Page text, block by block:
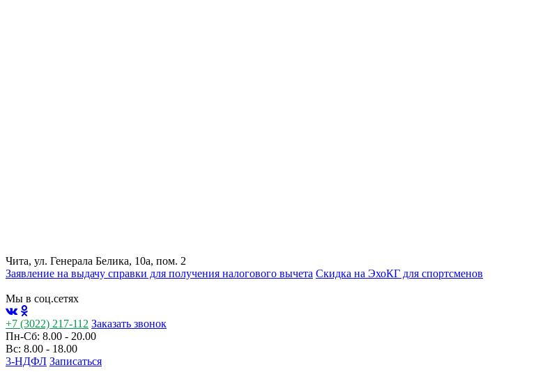
Чита, ул. Генерала Белика, 10а, пом. 2
Заявление на выдачу справки для получения налогового вычета Cкидка на ЭхоКГ для спортсменов
Мы в соц.сетях
+7 (3022) 217-112 Заказать звонок
Пн-Сб: 8.00 - 20.00
Вс: 8.00 - 18.00
3-НДФЛ Записаться